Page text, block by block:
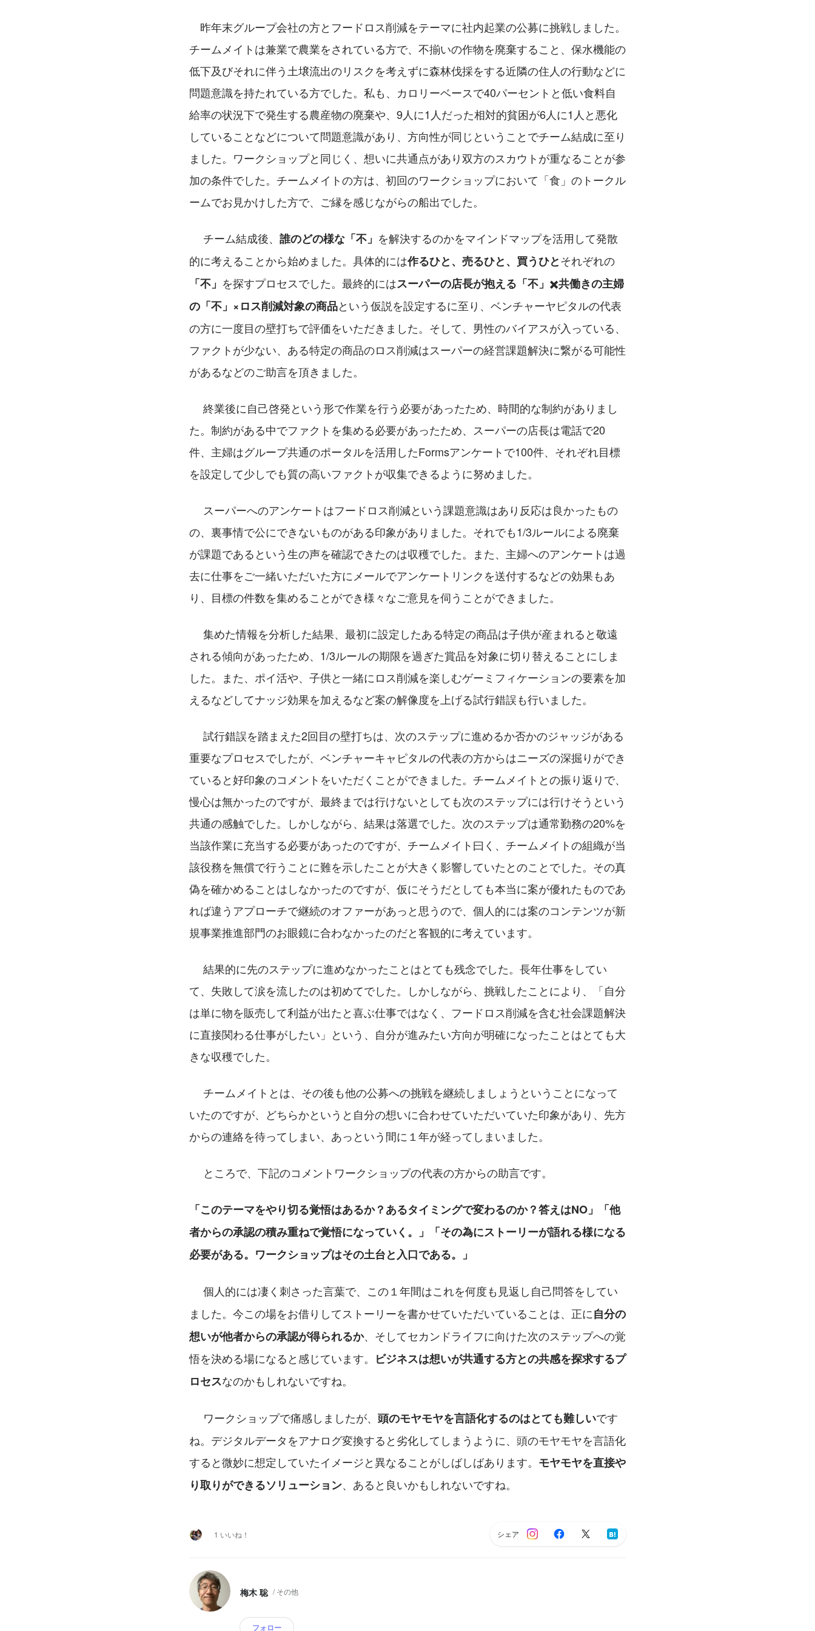
昨年末グループ会社の方とフードロス削減をテーマに社内起業の公募に挑戦しました。
チームメイトは兼業で農業をされている方で、不揃いの作物を廃棄すること、保水機能の
低下及びそれに伴う土壌流出のリスクを考えずに森林伐採をする近隣の住人の行動などに
問題意識を持たれている方でした。私も、カロリーベースで40パーセントと低い食料自
給率の状況下で発生する農産物の廃棄や、9人に1人だった相対的貧困が6人に1人と悪化
していることなどについて問題意識があり、方向性が同じということでチーム結成に至り
ました。ワークショップと同じく、想いに共通点があり双方のスカウトが重なることが参
加の条件でした。チームメイトの方は、初回のワークショップにおいて「食」のトークル
ームでお見かけした方で、ご縁を感じながらの船出でした。
チーム結成後、 誰のどの様な「不」 を解決するのかをマインドマップを活用して発散
的に考えることから始めました。具体的には作るひと、売るひと、買うひとそれぞれの
「不」 を探すプロセスでした。最終的にはスーパーの店長が抱える「不」 ✖️共働きの主婦
の「不」×ロス削減対象の商品という仮説を設定するに至り、ベンチャーヤピタルの代表
の方に一度目の壁打ちで評価をいただきました。そして、男性のバイアスが入っている、
ファクトが少ない、ある特定の商品のロス削減はスーパーの経営課題解決に繋がる可能性
があるなどのご助言を頂きました。
終業後に自己啓発という形で作業を行う必要があったため、時間的な制約がありまし
た。制約がある中でファクトを集める必要があったため、スーパーの店長は電話で20
件、主婦はグループ共通のポータルを活用したFormsアンケートで100件、それぞれ目標
を設定して少しでも質の高いファクトが収集できるように努めました。
スーパーへのアンケートはフードロス削減という課題意識はあり反応は良かったもの
の、裏事情で公にできないものがある印象がありました。それでも1/3ルールによる廃棄
が課題であるという生の声を確認できたのは収穫でした。また、主婦へのアンケートは過
去に仕事をご一緒いただいた方にメールでアンケートリンクを送付するなどの効果もあ
り、目標の件数を集めることができ様々なご意見を伺うことができました。
集めた情報を分析した結果、最初に設定したある特定の商品は子供が産まれると敬遠
される傾向があったため、1/3ルールの期限を過ぎた賞品を対象に切り替えることにしま
した。また、ポイ活や、子供と一緒にロス削減を楽しむゲーミフィケーションの要素を加
えるなどしてナッジ効果を加えるなど案の解像度を上げる試行錯誤も行いました。
試行錯誤を踏まえた2回目の壁打ちは、次のステップに進めるか否かのジャッジがある
重要なプロセスでしたが、ベンチャーキャピタルの代表の方からはニーズの深掘りができ
ていると好印象のコメントをいただくことができました。チームメイトとの振り返りで、
慢心は無かったのですが、最終までは行けないとしても次のステップには行けそうという
共通の感触でした。しかしながら、結果は落選でした。次のステップは通常勤務の20%を
当該作業に充当する必要があったのですが、チームメイト曰く、チームメイトの組織が当
該役務を無償で行うことに難を示したことが大きく影響していたとのことでした。その真
偽を確かめることはしなかったのですが、仮にそうだとしても本当に案が優れたものであ
れば違うアプローチで継続のオファーがあっと思うので、個人的には案のコンテンツが新
規事業推進部門のお眼鏡に合わなかったのだと客観的に考えています。
結果的に先のステップに進めなかったことはとても残念でした。長年仕事をしてい
て、失敗して涙を流したのは初めてでした。しかしながら、挑戦したことにより、「自分
は単に物を販売して利益が出たと喜ぶ仕事ではなく、フードロス削減を含む社会課題解決
に直接関わる仕事がしたい」という、自分が進みたい方向が明確になったことはとても大
きな収穫でした。
チームメイトとは、その後も他の公募への挑戦を継続しましょうということになって
いたのですが、どちらかというと自分の想いに合わせていただいていた印象があり、先方
からの連絡を待ってしまい、あっという間に１年が経ってしまいました。
ところで、下記のコメントワークショップの代表の方からの助言です。
「このテーマをやり切る覚悟はあるか？あるタイミングで変わるのか？答えはNO」「他
者からの承認の積み重ねで覚悟になっていく。」「その為にストーリーが語れる様になる
必要がある。ワークショップはその土台と入口である。」
個人的には凄く刺さった言葉で、この１年間はこれを何度も見返し自己問答をしてい
ました。今この場をお借りしてストーリーを書かせていただいていることは、正に自分の
想いが他者からの承認が得られるか、そしてセカンドライフに向けた次のステップへの覚
悟を決める場になると感じています。 ビジネスは想いが共通する方との共感を探求するプ
ロセスなのかもしれないですね。
ワークショップで痛感しましたが、 頭のモヤモヤを言語化するのはとても難しいです
ね。デジタルデータをアナログ変換すると劣化してしまうように、頭のモヤモヤを言語化
すると微妙に想定していたイメージと異なることがしばしばあります。 モヤモヤを直接や
り取りができるソリューション、あると良いかもしれないですね。
1 いいね！ シェア
梅木 聡 / その他
フォロー